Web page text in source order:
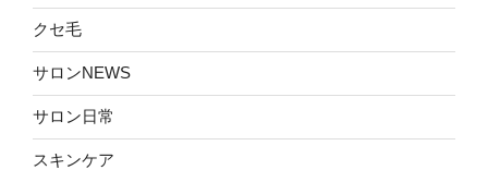
クセ毛
サロンNEWS
サロン日常
スキンケア